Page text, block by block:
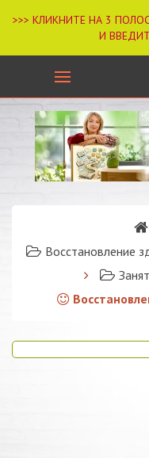
Восстановление